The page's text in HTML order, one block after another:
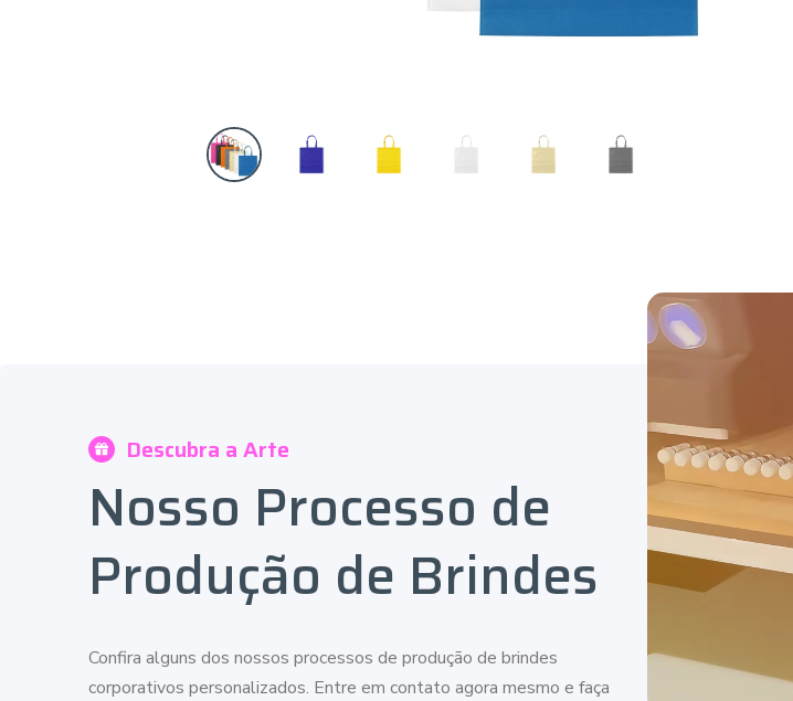
Descubra a Arte
Nosso Processo de
Produção de Brindes
Confira alguns dos nossos processos de produção de brindes
corporativos personalizados. Entre em contato agora mesmo e faça